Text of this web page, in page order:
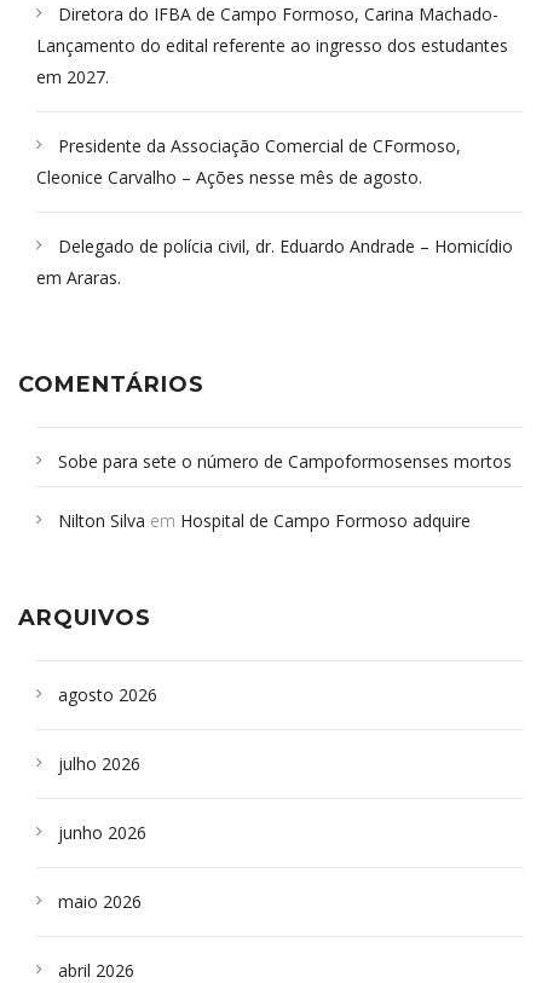
Diretora do IFBA de Campo Formoso, Carina Machado-
Lançamento do edital referente ao ingresso dos estudantes
em 2027.
Presidente da Associação Comercial de CFormoso,
Cleonice Carvalho – Ações nesse mês de agosto.
Delegado de polícia civil, dr. Eduardo Andrade – Homicídio
em Araras.
COMENTÁRIOS
Sobe para sete o número de Campoformosenses mortos
Campoformosenses que morreram em desabamentos são
Nilton Silva em Hospital de Campo Formoso adquire
ARQUIVOS
agosto 2026
julho 2026
junho 2026
maio 2026
abril 2026